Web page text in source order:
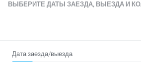
ВЫБЕРИТЕ ДАТЫ ЗАЕЗДА, ВЫЕЗДА И
Дата заезда/выезда